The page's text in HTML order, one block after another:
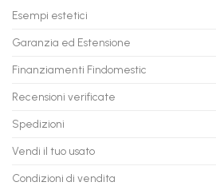
anche
a
in
con
Esempi estetici
Garanzia ed Estensione
Finanziamenti Findomestic
Recensioni verificate
Spedizioni
Vendi il tuo usato
Condizioni di vendita